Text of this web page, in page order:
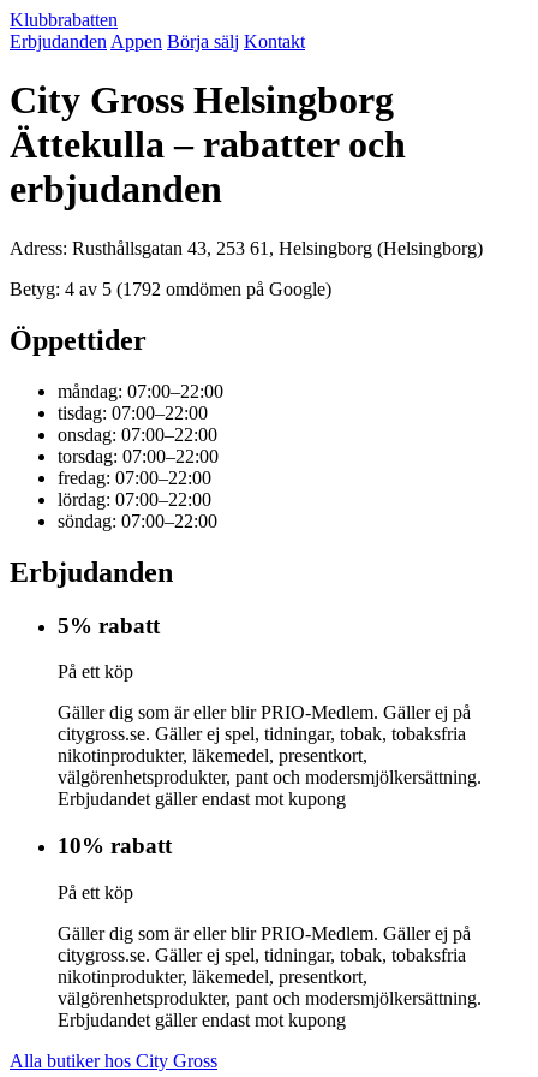
Klubbrabatten
Erbjudanden Appen Börja sälj Kontakt
City Gross Helsingborg
Ättekulla – rabatter och
erbjudanden
Adress: Rusthållsgatan 43, 253 61, Helsingborg (Helsingborg)
Betyg: 4 av 5 (1792 omdömen på Google)
Öppettider
måndag: 07:00–22:00
tisdag: 07:00–22:00
onsdag: 07:00–22:00
torsdag: 07:00–22:00
fredag: 07:00–22:00
lördag: 07:00–22:00
söndag: 07:00–22:00
Erbjudanden
5% rabatt
På ett köp
Gäller dig som är eller blir PRIO-Medlem. Gäller ej på
citygross.se. Gäller ej spel, tidningar, tobak, tobaksfria
nikotinprodukter, läkemedel, presentkort,
välgörenhetsprodukter, pant och modersmjölkersättning.
Erbjudandet gäller endast mot kupong
10% rabatt
På ett köp
Gäller dig som är eller blir PRIO-Medlem. Gäller ej på
citygross.se. Gäller ej spel, tidningar, tobak, tobaksfria
nikotinprodukter, läkemedel, presentkort,
välgörenhetsprodukter, pant och modersmjölkersättning.
Erbjudandet gäller endast mot kupong
Alla butiker hos City Gross